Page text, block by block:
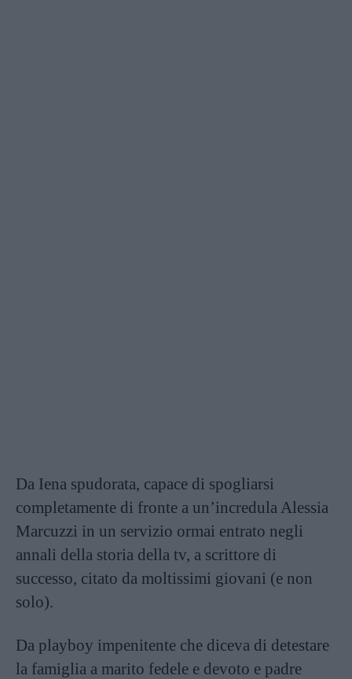
Da Iena spudorata, capace di spogliarsi
completamente di fronte a un’incredula Alessia
Marcuzzi in un servizio ormai entrato negli
annali della storia della tv, a scrittore di
successo, citato da moltissimi giovani (e non
solo).
Da playboy impenitente che diceva di detestare
la famiglia a marito fedele e devoto e padre